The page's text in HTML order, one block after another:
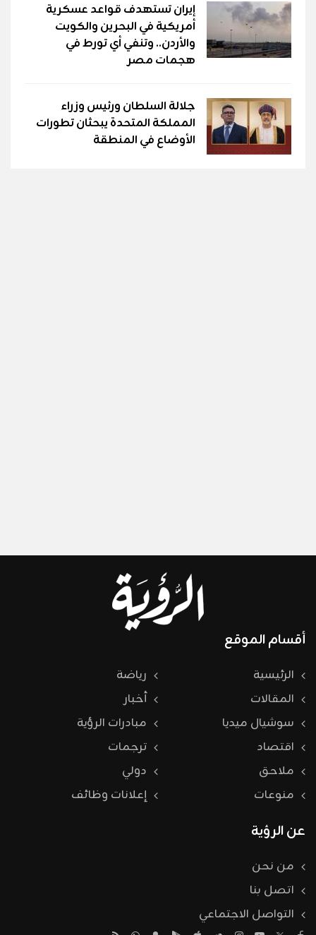
إيران تستهدف قواعد عسكرية
أمريكية في البحرين والكويت
والأردن.. وتنفي أي تورط في
هجمات مصر
جلالة السلطان ورئيس وزراء
المملكة المتحدة يبحثان تطورات
الأوضاع في المنطقة
أقسام الموقع
الرئيسية
رياضة
المقالات
أخبار
سوشيال ميديا
مبادرات الرؤية
اقتصاد
ترجمات
ملاحق
دولي
منوعات
إعلانات وظائف
عن الرؤية
من نحن
اتصل بنا
التواصل الاجتماعي